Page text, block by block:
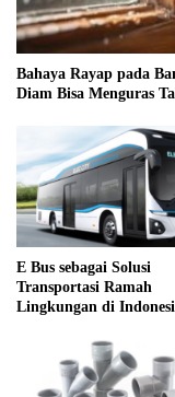
Bahaya Rayap pada
Diam Bisa Menguras
E Bus sebagai Solusi
Transportasi Ramah
Lingkungan di